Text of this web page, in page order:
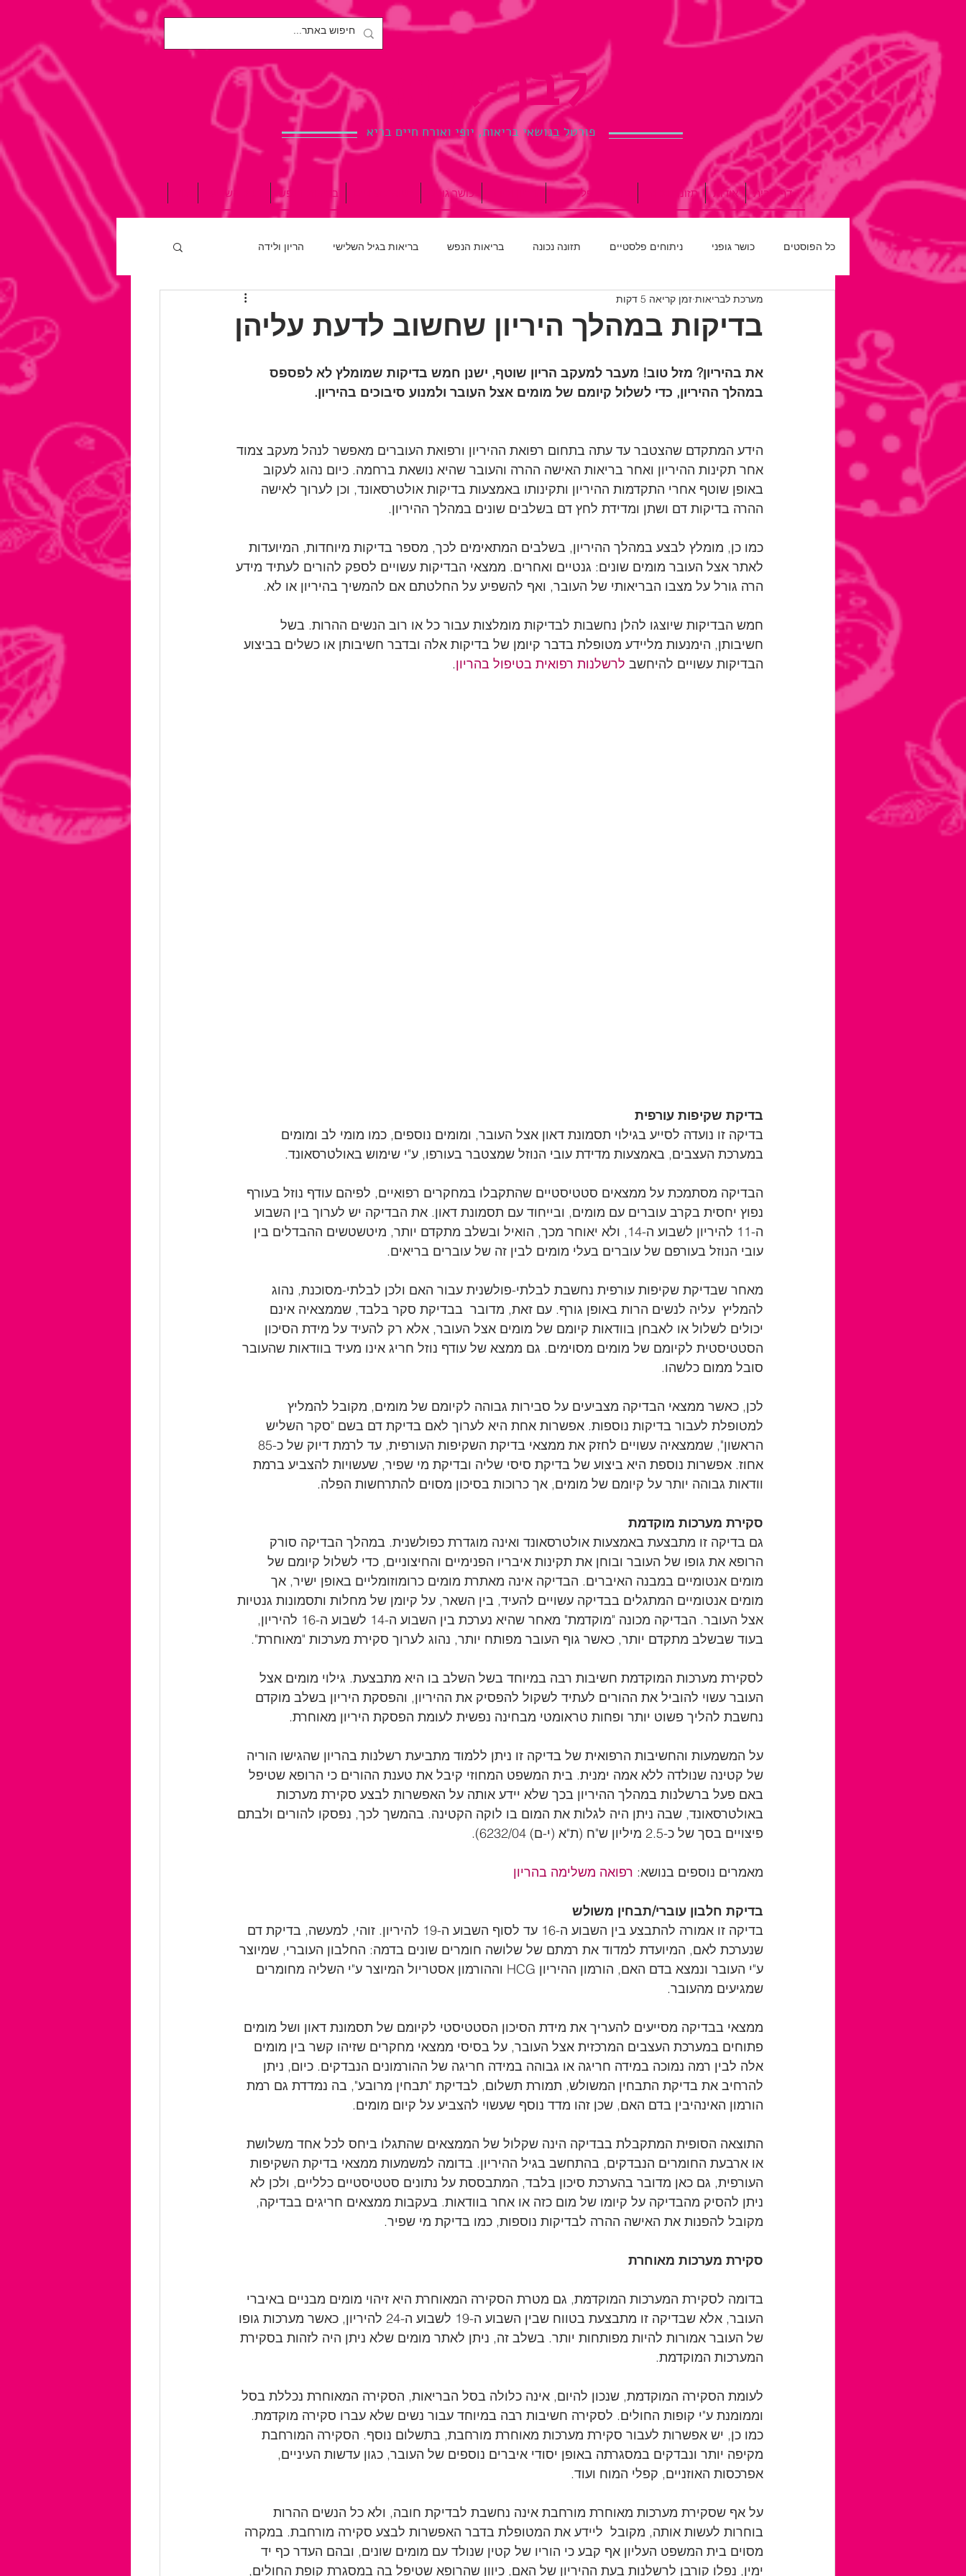
לבריאות.
פורטל בנושאי בריאות, יופי ואורח חיים בריא
דף הבית אודות תזונה נכונה ניתוחים פלסטיים כושר גופני בריאות הנפש הגיל השלישי
כל הפוסטים כושר גופני ניתוחים פלסטיים תזונה נכונה בריאות הנפש בריאות בגיל השלישי הריון ולידה
רפואת שיניים חדש על המדף
בדיקות במהלך היריון שחשוב לדעת עליהן
מערכת לבריאות זמן קריאה 5 דקות
את בהיריון? מזל טוב! מעבר למעקב הריון שוטף, ישנן חמש בדיקות שמומלץ לא לפספס
במהלך ההיריון, כדי לשלול קיומם של מומים אצל העובר ולמנוע סיבוכים בהיריון.
הידע המתקדם שהצטבר עד עתה בתחום רפואת ההיריון ורפואת העוברים מאפשר לנהל מעקב צמוד
אחר תקינות ההיריון ואחר בריאות האישה ההרה והעובר שהיא נושאת ברחמה. כיום נהוג לעקוב
באופן שוטף אחרי התקדמות ההיריון ותקינותו באמצעות בדיקות אולטרסאונד, וכן לערוך לאישה
ההרה בדיקות דם ושתן ומדידת לחץ דם בשלבים שונים במהלך ההיריון.
כמו כן, מומלץ לבצע במהלך ההיריון, בשלבים המתאימים לכך, מספר בדיקות מיוחדות, המיועדות
לאתר אצל העובר מומים שונים: גנטיים ואחרים. ממצאי הבדיקות עשויים לספק להורים לעתיד מידע
הרה גורל על מצבו הבריאותי של העובר, ואף להשפיע על החלטתם אם להמשיך בהיריון או לא.
חמש הבדיקות שיוצגו להלן נחשבות לבדיקות מומלצות עבור כל או רוב הנשים ההרות. בשל
חשיבותן, הימנעות מליידע מטופלת בדבר קיומן של בדיקות אלה ובדבר חשיבותן או כשלים בביצוע
הבדיקות עשויים להיחשב לרשלנות רפואית בטיפול בהריון.
בדיקת שקיפות עורפית
בדיקה זו נועדה לסייע בגילוי תסמונת דאון אצל העובר, ומומים נוספים, כמו מומי לב ומומים
במערכת העצבים, באמצעות מדידת עובי הנוזל שמצטבר בעורפו, ע"י שימוש באולטרסאונד.
הבדיקה מסתמכת על ממצאים סטטיסטיים שהתקבלו במחקרים רפואיים, לפיהם עודף נוזל בעורף
נפוץ יחסית בקרב עוברים עם מומים, ובייחוד עם תסמונת דאון. את הבדיקה יש לערוך בין השבוע
ה-11 להיריון לשבוע ה-14, ולא יאוחר מכך, הואיל ובשלב מתקדם יותר, מיטשטשים ההבדלים בין
עובי הנוזל בעורפם של עוברים בעלי מומים לבין זה של עוברים בריאים.
מאחר שבדיקת שקיפות עורפית נחשבת לבלתי-פולשנית עבור האם ולכן לבלתי-מסוכנת, נהוג
להמליץ  עליה לנשים הרות באופן גורף. עם זאת, מדובר  בבדיקת סקר בלבד, שממצאיה אינם
יכולים לשלול או לאבחן בוודאות קיומם של מומים אצל העובר, אלא רק להעיד על מידת הסיכון
הסטטיסטית לקיומם של מומים מסוימים. גם ממצא של עודף נוזל חריג אינו מעיד בוודאות שהעובר
סובל ממום כלשהו.
לכן, כאשר ממצאי הבדיקה מצביעים על סבירות גבוהה לקיומם של מומים, מקובל להמליץ
למטופלת לעבור בדיקות נוספות. אפשרות אחת היא לערוך לאם בדיקת דם בשם "סקר השליש
אחוז. אפשרות נוספת היא ביצוע של בדיקת סיסי שליה ובדיקת מי שפיר, שעשויות להצביע ברמת
וודאות גבוהה יותר על קיומם של מומים, אך כרוכות בסיכון מסוים להתרחשות הפלה.
סקירת מערכות מוקדמת
גם בדיקה זו מתבצעת באמצעות אולטרסאונד ואינה מוגדרת כפולשנית. במהלך הבדיקה סורק
הרופא את גופו של העובר ובוחן את תקינות איבריו הפנימיים והחיצוניים, כדי לשלול קיומם של
מומים אנטומיים במבנה האיברים. הבדיקה אינה מאתרת מומים כרומוזומליים באופן ישיר, אך
מומים אנטומיים המתגלים בבדיקה עשויים להעיד, בין השאר, על קיומן של מחלות ותסמונות גנטיות
אצל העובר. הבדיקה מכונה "מוקדמת" מאחר שהיא נערכת בין השבוע ה-14 לשבוע ה-16 להיריון,
בעוד שבשלב מתקדם יותר, כאשר גוף העובר מפותח יותר, נהוג לערוך סקירת מערכות "מאוחרת".
לסקירת מערכות המוקדמת חשיבות רבה במיוחד בשל השלב בו היא מתבצעת. גילוי מומים אצל
העובר עשוי להוביל את ההורים לעתיד לשקול להפסיק את ההיריון, והפסקת היריון בשלב מוקדם
נחשבת להליך פשוט יותר ופחות טראומטי מבחינה נפשית לעומת הפסקת היריון מאוחרת.
על המשמעות והחשיבות הרפואית של בדיקה זו ניתן ללמוד מתביעת רשלנות בהריון שהגישו הוריה
של קטינה שנולדה ללא אמה ימנית. בית המשפט המחוזי קיבל את טענת ההורים כי הרופא שטיפל
באם פעל ברשלנות במהלך ההיריון בכך שלא יידע אותה על האפשרות לבצע סקירת מערכות
באולטרסאונד, שבה ניתן היה לגלות את המום בו לוקה הקטינה. בהמשך לכך, נפסקו להורים ולבתם
פיצויים בסך של כ-2.5 מיליון ש"ח (ת"א (י-ם) 6232/04).
מאמרים נוספים בנושא: רפואה משלימה בהריון
בדיקת חלבון עוברי/תבחין משולש
בדיקה זו אמורה להתבצע בין השבוע ה-16 עד לסוף השבוע ה-19 להיריון. זוהי, למעשה, בדיקת דם
שנערכת לאם, המיועדת למדוד את רמתם של שלושה חומרים שונים בדמה: החלבון העוברי, שמיוצר
ע"י העובר ונמצא בדם האם, הורמון ההיריון HCG וההורמון אסטריול המיוצר ע"י השליה מחומרים
שמגיעים מהעובר.
ממצאי בבדיקה מסייעים להעריך את מידת הסיכון הסטטיסטי לקיומם של תסמונת דאון ושל מומים
פתוחים במערכת העצבים המרכזית אצל העובר, על בסיסי ממצאי מחקרים שזיהו קשר בין מומים
אלה לבין רמה נמוכה במידה חריגה או גבוהה במידה חריגה של ההורמונים הנבדקים. כיום, ניתן
להרחיב את בדיקת התבחין המשולש, תמורת תשלום, לבדיקת "תבחין מרובע", בה נמדדת גם רמת
הורמון האינהיבין בדם האם, שכן זהו מדד נוסף שעשוי להצביע על קיום מומים.
התוצאה הסופית המתקבלת בבדיקה הינה שקלול של הממצאים שהתגלו ביחס לכל אחד משלושת
או ארבעת החומרים הנבדקים, בהתחשב בגיל ההיריון. בדומה למשמעות ממצאי בדיקת השקיפות
העורפית, גם כאן מדובר בהערכת סיכון בלבד, המתבססת על נתונים סטטיסטיים כלליים, ולכן לא
ניתן להסיק מהבדיקה על קיומו של מום כזה או אחר בוודאות. בעקבות ממצאים חריגים בבדיקה,
מקובל להפנות את האישה ההרה לבדיקות נוספות, כמו בדיקת מי שפיר.
סקירת מערכות מאוחרת
בדומה לסקירת המערכות המוקדמת, גם מטרת הסקירה המאוחרת היא זיהוי מומים מבניים באיברי
העובר, אלא שבדיקה זו מתבצעת בטווח שבין השבוע ה-19 לשבוע ה-24 להיריון, כאשר מערכות גופו
של העובר אמורות להיות מפותחות יותר. בשלב זה, ניתן לאתר מומים שלא ניתן היה לזהות בסקירת
המערכות המוקדמת.
לעומת הסקירה המוקדמת, שנכון להיום, אינה כלולה בסל הבריאות, הסקירה המאוחרת נכללת בסל
וממומנת ע"י קופות החולים. לסקירה חשיבות רבה במיוחד עבור נשים שלא עברו סקירה מוקדמת.
כמו כן, יש אפשרות לעבור סקירת מערכות מאוחרת מורחבת, בתשלום נוסף. הסקירה המורחבת
מקיפה יותר ונבדקים במסגרתה באופן יסודי איברים נוספים של העובר, כגון עדשות העיניים,
אפרכסות האוזניים, קפלי המוח ועוד.
על אף שסקירת מערכות מאוחרת מורחבת אינה נחשבת לבדיקת חובה, ולא כל הנשים ההרות
בוחרות לעשות אותה, מקובל  ליידע את המטופלת בדבר האפשרות לבצע סקירה מורחבת. במקרה
מסוים בית המשפט העליון אף קבע כי הוריו של קטין שנולד עם מומים שונים, ובהם העדר כף יד
ימין, נפלו קורבן לרשלנות בעת ההיריון של האם, כיוון שהרופא שטיפל בה במסגרת קופת החולים,